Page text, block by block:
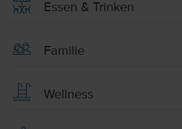
Essen & Trinken
Familie
Wellness